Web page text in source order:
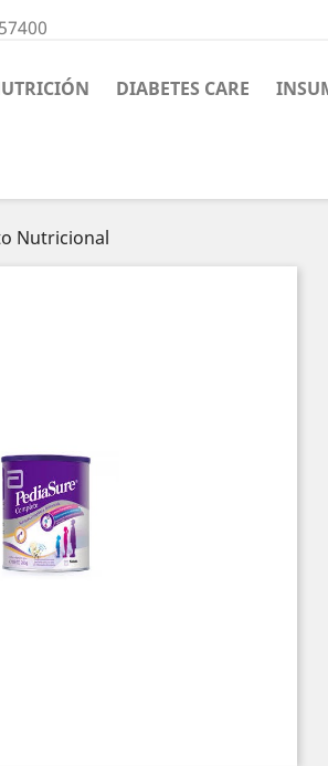
DIABETES CARE
Nutricional